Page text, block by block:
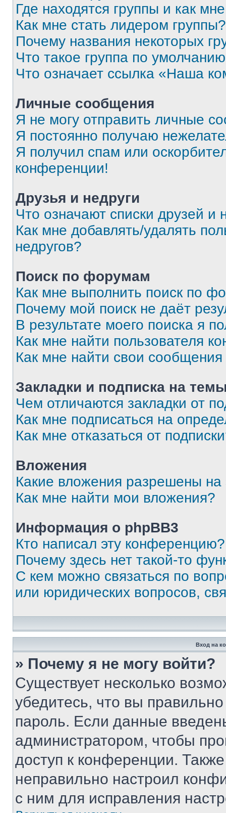
Где находятся группы и как
Как мне стать лидером группы?
Почему названия некоторых
Что такое группа по
Что означает ссылка «Наша
Личные сообщения
Я не могу отправить личные
Я постоянно получаю
Я получил спам или
конференции!
Друзья и недруги
Что означают списки друзей и
Как мне добавлять/удалять
недругов?
Поиск по форумам
Как мне выполнить поиск по
Почему мой поиск не даёт
В результате моего поиска я
Как мне найти пользователя
Как мне найти свои
Закладки и подписка на
Чем отличаются закладки от
Как мне подписаться на
Как мне отказаться от
Вложения
Какие вложения разрешены
Как мне найти мои вложения?
Информация о phpBB3
Кто написал эту конференцию?
Почему здесь нет такой-то
С кем можно связаться по
или юридических вопросов,
Вход на
» Почему я не могу войти?
Существует несколько
убедитесь, что вы
пароль. Если данные
администратором, чтобы
доступ к конференции.
неправильно настроил
с ним для исправления